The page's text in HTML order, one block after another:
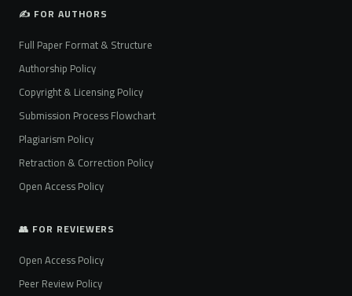
✍️ FOR AUTHORS
Full Paper Format & Structure
Authorship Policy
Copyright & Licensing Policy
Submission Process Flowchart
Plagiarism Policy
Retraction & Correction Policy
Open Access Policy
👥 FOR REVIEWERS
Open Access Policy
Peer Review Policy